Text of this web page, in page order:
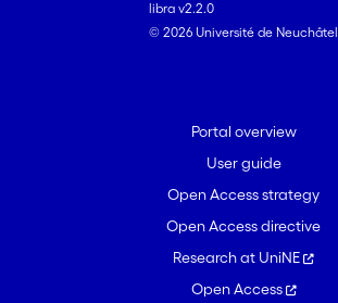
libra v2.2.0
© 2026 Université de Neuchâtel
Portal overview
User guide
Open Access strategy
Open Access directive
Research at UniNE
Open Access